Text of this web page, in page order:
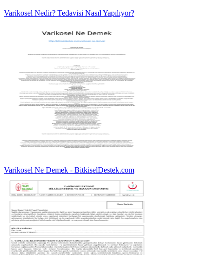
Varikosel Nedir? Tedavisi Nasıl Yapılıyor?
Varikosel Ne Demek - BitkiselDestek.com